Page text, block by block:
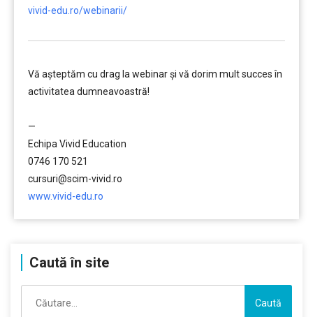
vivid-edu.ro/webinarii/
Vă aşteptăm cu drag la webinar şi vă dorim mult succes în
activitatea dumneavoastră!
—
Echipa Vivid Education
0746 170 521
cursuri@scim-vivid.ro
www.vivid-edu.ro
Caută în site
după: